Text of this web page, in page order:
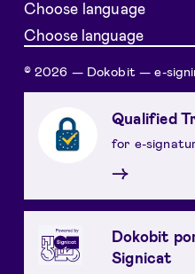
Choose language
Choose language
© 2026 — Dokobit — e-
Qualified
for e-
→
Dokobit
Signicat